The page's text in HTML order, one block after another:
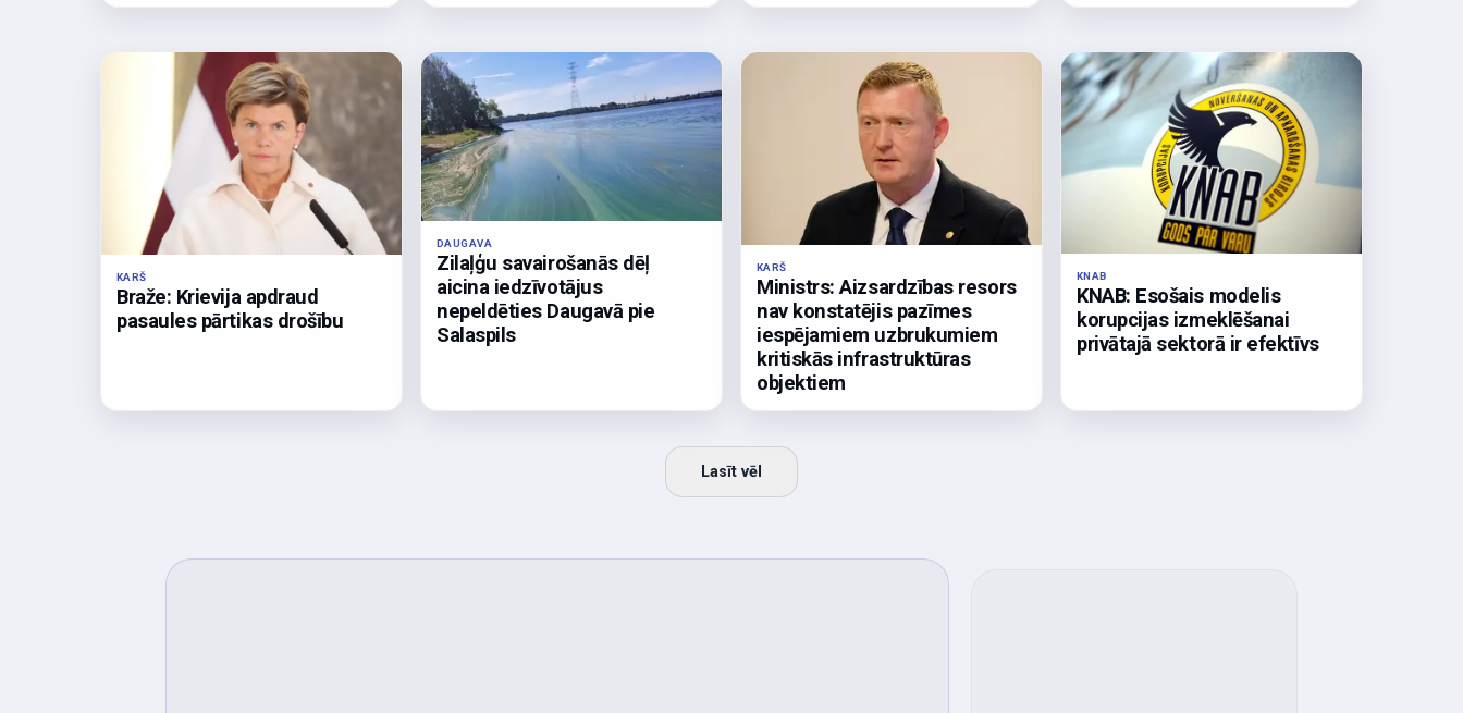
KARŠ
Braže: Krievija apdraud
pasaules pārtikas drošību
DAUGAVA
Zilaļģu savairošanās dēļ
aicina iedzīvotājus
nepeldēties Daugavā pie
Salaspils
KARŠ
Ministrs: Aizsardzības resors
nav konstatējis pazīmes
iespējamiem uzbrukumiem
kritiskās infrastruktūras
objektiem
KNAB
KNAB: Esošais modelis
korupcijas izmeklēšanai
privātajā sektorā ir efektīvs
Lasīt vēl